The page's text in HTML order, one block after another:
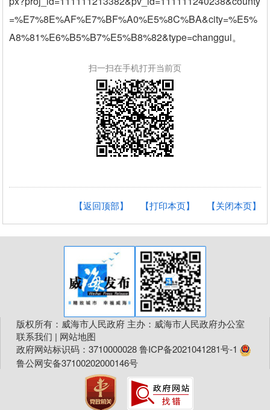
=%E7%8E%AF%E7%BF%A0%E5%8C%BA&city=%E5%
A8%81%E6%B5%B7%E5%B8%82&type=changgui。
扫一扫在手机打开当前页
【关闭本页】
【打印本页】
【返回顶部】
版权所有：威海市人民政府 主办：威海市人民政府办公室
联系我们 | 网站地图
政府网站标识码：3710000028鲁ICP备2021041281号-1
鲁公网安备37100202000146号